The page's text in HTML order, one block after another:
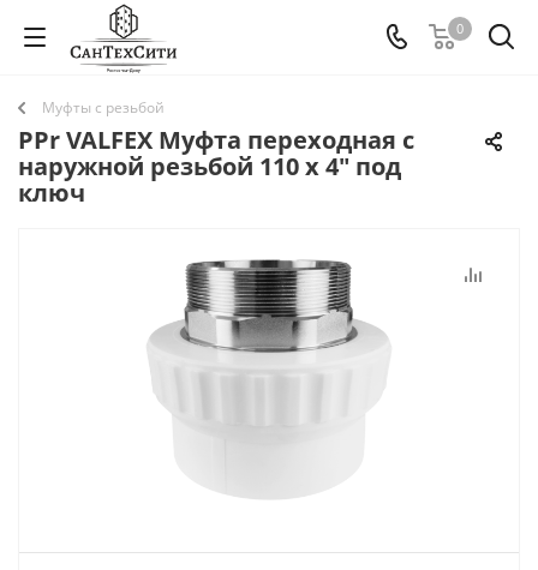
0
Муфты с резьбой
PPr VALFEX Муфта переходная с
наружной резьбой 110 x 4" под
ключ